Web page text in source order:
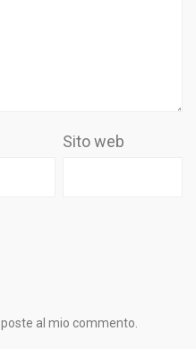
Sito web
al mio commento.